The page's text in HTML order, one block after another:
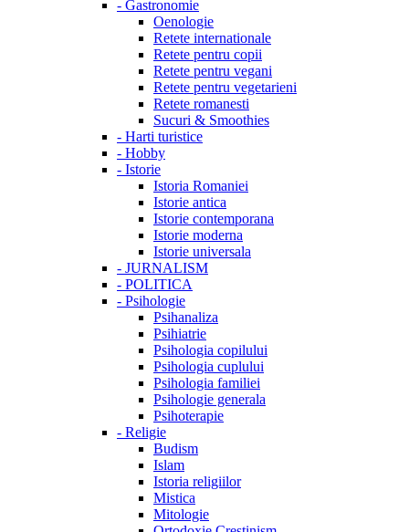
- Gastronomie
Oenologie
Retete internationale
Retete pentru copii
Retete pentru vegani
Retete pentru vegetarieni
Retete romanesti
Sucuri & Smoothies
- Harti turistice
- Hobby
- Istorie
Istoria Romaniei
Istorie antica
Istorie contemporana
Istorie moderna
Istorie universala
- JURNALISM
- POLITICA
- Psihologie
Psihanaliza
Psihiatrie
Psihologia copilului
Psihologia cuplului
Psihologia familiei
Psihologie generala
Psihoterapie
- Religie
Budism
Islam
Istoria religiilor
Mistica
Mitologie